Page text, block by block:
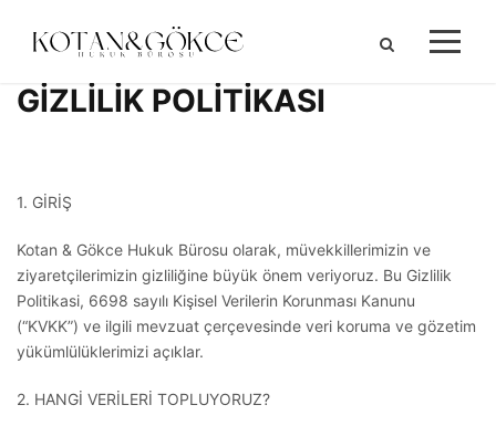
GİZLİLİK POLİTİKASI
1. GİRİŞ
Kotan & Gökce Hukuk Bürosu olarak, müvekkillerimizin ve
ziyaretçilerimizin gizliliğine büyük önem veriyoruz. Bu Gizlilik
Politikasi, 6698 sayılı Kişisel Verilerin Korunması Kanunu
(“KVKK”) ve ilgili mevzuat çerçevesinde veri koruma ve gözetim
yükümlülüklerimizi açıklar.
2. HANGİ VERİLERİ TOPLUYORUZ?